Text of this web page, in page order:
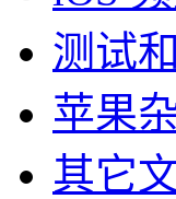
测试
苹果
其它